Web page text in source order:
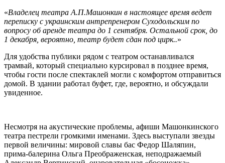
«Владелец театра А.П.Машонкин в настоящее время ведет
переписку с украинским антрепренером Суходольским по
вопросу об аренде театра до 1 сентября. Остальной срок, до
1 декабря, вероятно, театр будет сдан под цирк..»
Для удобства публики рядом с театром останавливался
трамвай, который специально курсировал в позднее время,
чтобы гости после спектаклей могли с комфортом отправиться
домой. В здании работал буфет, где, вероятно, и обсуждали
увиденное.
Несмотря на акустические проблемы, афиши Машонкинского
театра пестрели громкими именами. Здесь выступали звезды
первой величины: мировой славы бас Федор Шаляпин,
прима-балерина Ольга Преображенская, неподражаемый